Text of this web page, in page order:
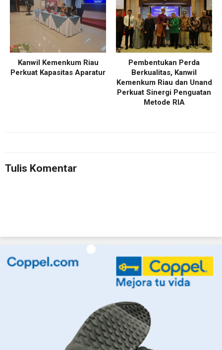
Kanwil Kemenkum Riau
Perkuat Kapasitas Aparatur
Pembentukan Perda
Berkualitas, Kanwil
Kemenkum Riau dan Unand
Perkuat Sinergi Penguatan
Metode RIA
Tulis Komentar